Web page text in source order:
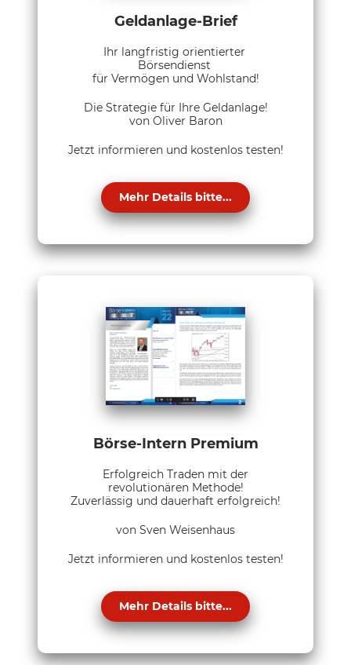
Geldanlage-Brief
Ihr langfristig orientierter
Börsendienst
für Vermögen und Wohlstand!
Die Strategie für Ihre Geldanlage!
von Oliver Baron
Jetzt informieren und kostenlos testen!
Mehr Details bitte...
Börse-Intern Premium
Erfolgreich Traden mit der
revolutionären Methode!
Zuverlässig und dauerhaft erfolgreich!
von Sven Weisenhaus
Jetzt informieren und kostenlos testen!
Mehr Details bitte...